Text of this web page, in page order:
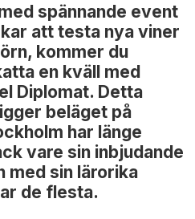
spännande event
att testa nya viner
kommer du
en kväll med
Diplomat. Detta
beläget på
har länge
vare sin inbjudande
med sin lärorika
de flesta.